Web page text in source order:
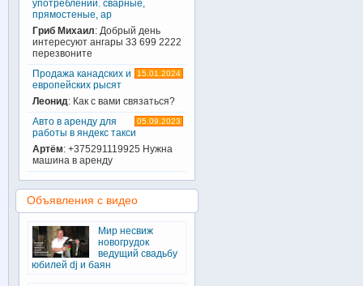
употреблении. сварные,
прямостеные, ар
Гриб Михаил: Добрый день
интересуют ангары 33 699 2222
перезвоните
15.01.2024
Продажа канадских и
европейских рысят
Леонид: Как с вами связаться?
05.09.2023
Авто в аренду для
работы в яндекс такси
Артём: +375291119925 Нужна
машина в аренду
Объявления с видео
Мир несвиж
новогрудок
ведущий свадьбу
юбилей dj и баян